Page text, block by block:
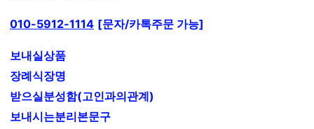
010-5912-1114 [문자/카톡주문 가능]
보내실상품
장례식장명
받으실분성함(고인과의관계)
보내시는분리본문구